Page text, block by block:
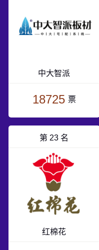
中大智派
18725 票
第 23 名
红棉花